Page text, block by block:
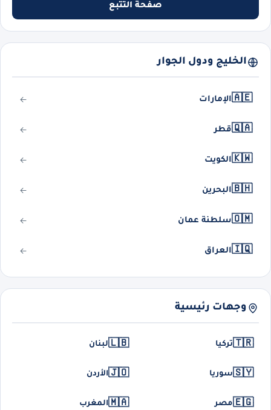
صفحة التتبع
الخليج ودول الجوار
🇦🇪الإمارات
🇶🇦قطر
🇰🇼الكويت
🇧🇭البحرين
🇴🇲سلطنة عمان
🇮🇶العراق
وجهات رئيسية
🇹🇷تركيا 🇱🇧لبنان
🇸🇾سوريا 🇯🇴الأردن
🇪🇬مصر 🇲🇦المغرب